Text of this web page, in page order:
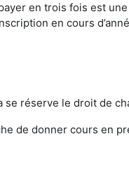
en trois fois est
en cours
se réserve le droit de
de donner cours en